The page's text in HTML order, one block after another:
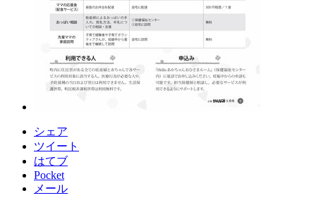
シェア
ツイート
はてブ
Pocket
メール